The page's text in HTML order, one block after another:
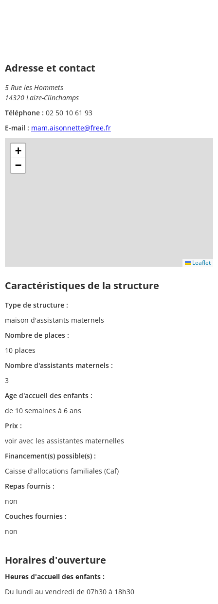
Adresse et contact
5 Rue les Hommets
14320 Laize-Clinchamps
Téléphone : 02 50 10 61 93
E-mail : mam.aisonnette@free.fr
+
−
Leaflet
Caractéristiques de la structure
Type de structure :
maison d'assistants maternels
Nombre de places :
10 places
Nombre d'assistants maternels :
3
Age d'accueil des enfants :
de 10 semaines à 6 ans
Prix :
voir avec les assistantes maternelles
Financement(s) possible(s) :
Caisse d'allocations familiales (Caf)
Repas fournis :
non
Couches fournies :
non
Horaires d'ouverture
Heures d'accueil des enfants :
Du lundi au vendredi de 07h30 à 18h30